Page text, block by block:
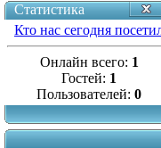
Статистика
Кто нас сегодня
Онлайн всего: 1
Гостей: 1
Пользователей: 0